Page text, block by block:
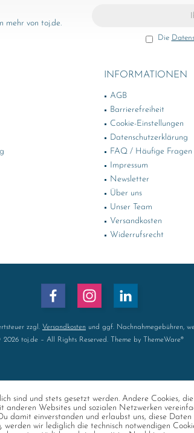
mehr von toj.de.
Die
INFORMATIONEN
AGB
Barrierefreiheit
Cookie-Einstellungen
Datenschutzerklärung
FAQ / Häufige Fragen
Impressum
Newsletter
Über uns
Unser Team
Versandkosten
Widerrufsrecht
zzgl. Versandkosten und ggf. Nachnahmegebühren,
2026 toj.de – All Rights Reserved. Theme by
ThemeWare®
sind und stets gesetzt werden. Andere Cookies,
Websites und sozialen Netzwerken
damit einverstanden und erlaubst uns, diese Daten
, werden wir lediglich die technisch notwendigen